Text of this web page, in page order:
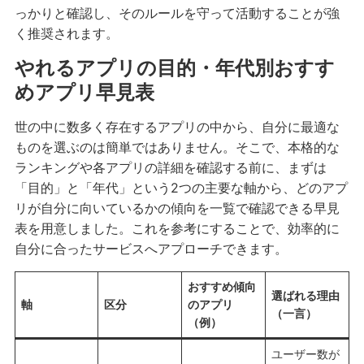
っかりと確認し、そのルールを守って活動することが強
く推奨されます。
やれるアプリの目的・年代別おすす
めアプリ早見表
世の中に数多く存在するアプリの中から、自分に最適な
ものを選ぶのは簡単ではありません。そこで、本格的な
ランキングや各アプリの詳細を確認する前に、まずは
「目的」と「年代」という2つの主要な軸から、どのアプ
リが自分に向いているかの傾向を一覧で確認できる早見
表を用意しました。これを参考にすることで、効率的に
自分に合ったサービスへアプローチできます。
軸 区分
おすすめ傾向
のアプリ
（例）
選ばれる理由
（一言）
ユーザー数が